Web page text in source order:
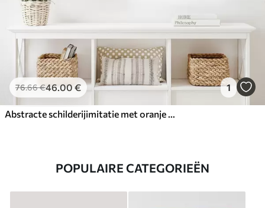
76.66€46.00 € 1
Abstracte schilderijimitatie met oranje en grijze cirkels, bladeren en takken, moderne stijl, aquareleffect
POPULAIRE CATEGORIEËN